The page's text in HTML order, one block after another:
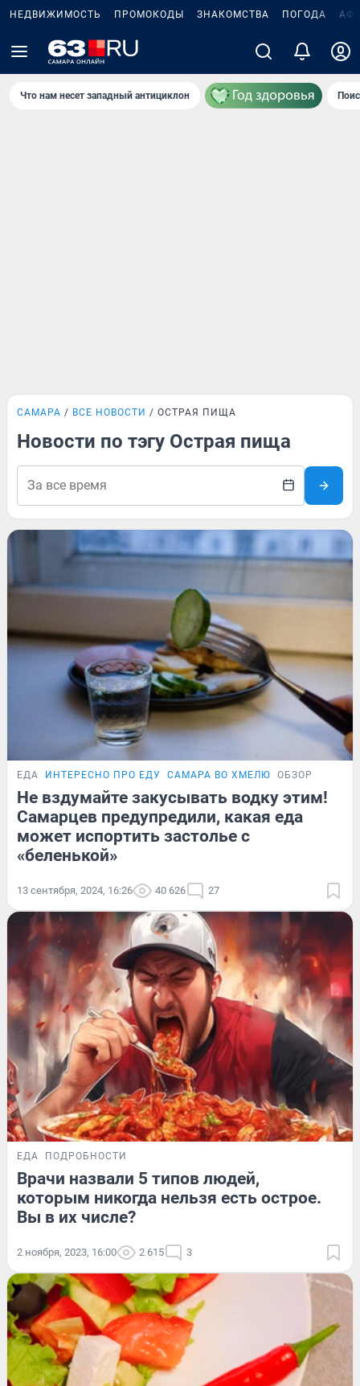
НЕДВИЖИМОСТЬ ПРОМОКОДЫ ЗНАКОМСТВА ПОГОДА
Что нам несет западный антициклон
САМАРА ВСЕ НОВОСТИ ОСТРАЯ ПИЩА
Новости по тэгу Острая пища
ЕДА ИНТЕРЕСНО ПРО ЕДУ САМАРА ВО ХМЕЛЮ ОБЗОР
Не вздумайте закусывать водку этим!
Самарцев предупредили, какая еда
может испортить застолье с
«беленькой»
13 сентября, 2024, 16:26 40 626 27
ЕДА ПОДРОБНОСТИ
Врачи назвали 5 типов людей,
которым никогда нельзя есть острое.
Вы в их числе?
2 ноября, 2023, 16:00 2 615 3